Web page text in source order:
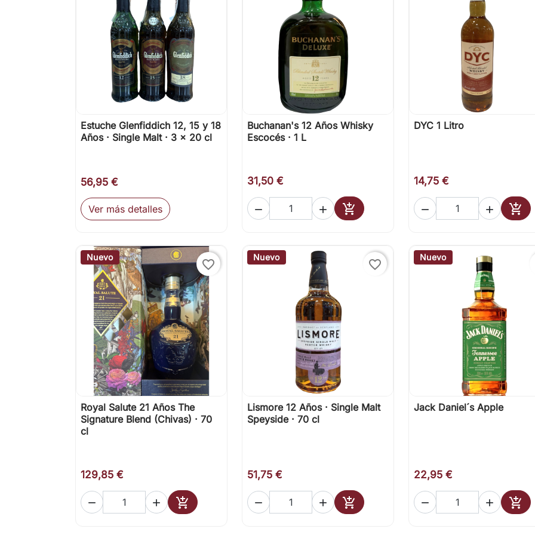
 Vista rápida
Estuche Glenfiddich 12, 15 y 18
Años · Single Malt · 3 × 20 cl
56,95 €
Ver más detalles
 Vista rápida
Buchanan's 12 Años Whisky
Escocés · 1 L
31,50 €
  
Añadir al carrito

DYC 1 Litro
14,75 €
  
Nuevo
favorite_border
 Vista rápida
Royal Salute 21 Años The
Signature Blend (Chivas) · 70
cl
129,85 €
  
Añadir al carrito
Nuevo
favorite_border
 Vista rápida
Lismore 12 Años · Single Malt
Speyside · 70 cl
51,75 €
  
Añadir al carrito
Nuevo
 Vista rápida
Jack Daniel´s Apple
22,95 €
  